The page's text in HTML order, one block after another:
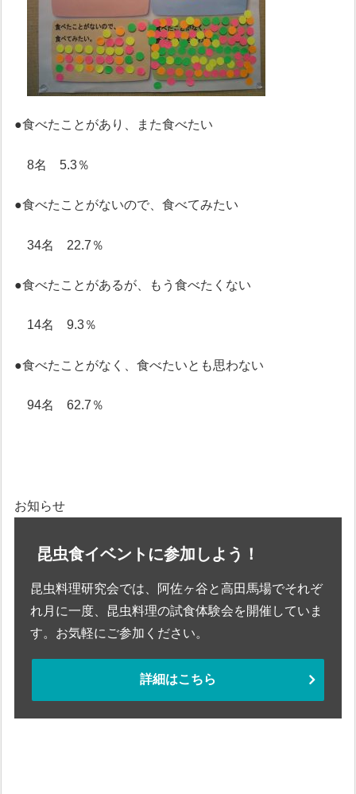
●食べたことがあり、また食べたい
8名 5.3％
●食べたことがないので、食べてみたい
34名 22.7％
●食べたことがあるが、もう食べたくない
14名 9.3％
●食べたことがなく、食べたいとも思わない
94名 62.7％
お知らせ
昆虫食イベントに参加しよう！
昆虫料理研究会では、阿佐ヶ谷と高田馬場でそれぞ
れ月に一度、昆虫料理の試食体験会を開催していま
す。お気軽にご参加ください。
詳細はこちら